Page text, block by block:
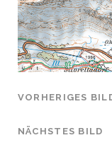
VORHERIGES
NÄCHSTES BILD